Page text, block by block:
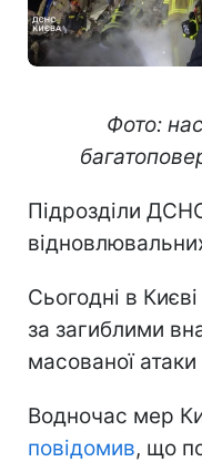
Фото:
Підрозділи
Сьогодні в
за загиблими
масованої атаки
Водночас мер
повідомив, що